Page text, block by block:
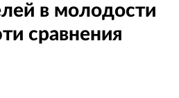
в молодости
сравнения